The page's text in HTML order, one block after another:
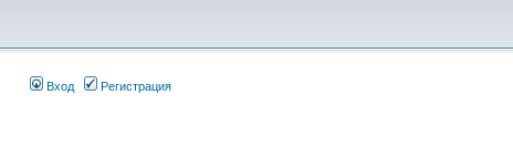
Вход Регистрация